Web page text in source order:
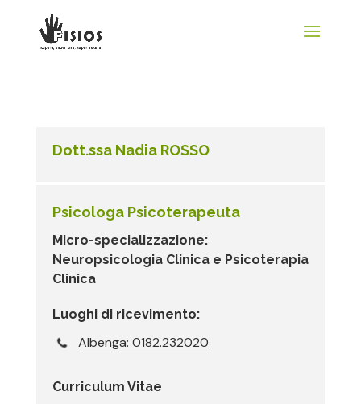
Dott.ssa Nadia ROSSO
Psicologa Psicoterapeuta
Micro-specializzazione:
Neuropsicologia Clinica e Psicoterapia
Clinica
Luoghi di ricevimento:
Albenga: 0182.232020
Curriculum Vitae